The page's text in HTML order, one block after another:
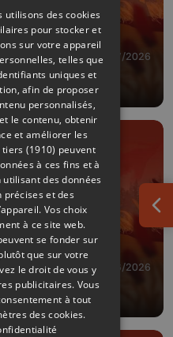
02/07/2026
25/06/2026
utilisons des cookies
pour stocker et
sur votre appareil
telles que
uniques et
afin de proposer
personnalisés,
le contenu, obtenir
et améliorer les
(1910) peuvent
à ces fins et à
des données
précises et des
Vos choix
à ce site web.
se fonder sur
que sur votre
le droit de vous y
publicitaires. Vous
à tout
des cookies.